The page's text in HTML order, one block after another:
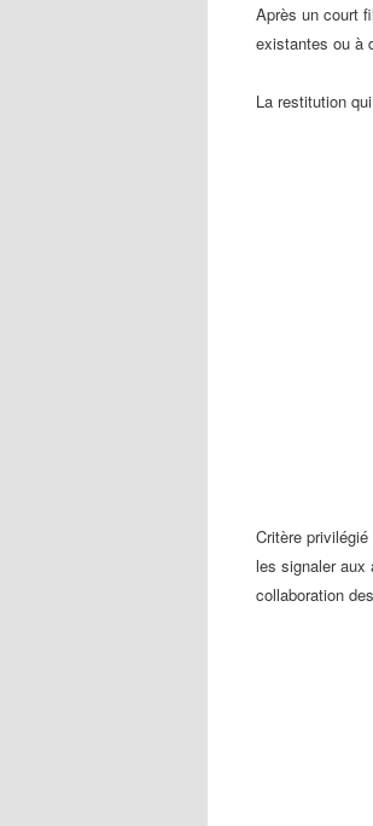
Après un court
existantes ou à
La restitution
Critère
les signaleraux
collaboration